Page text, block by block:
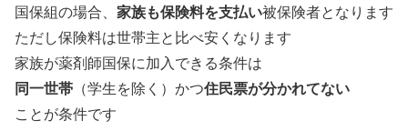
国保組の場合、 家族も保険料を支払い被保険者となります
ただし保険料は世帯主と比べ安くなります
家族が薬剤師国保に加入できる条件は
同一世帯 （学生を除く）かつ住民票が分かれてない
ことが条件です